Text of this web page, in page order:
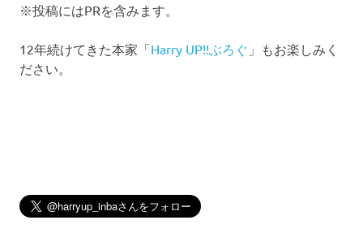
※投稿にはPRを含みます。
12年続けてきた本家「Harry UP!!ぶろぐ 」もお楽しみく
ださい。